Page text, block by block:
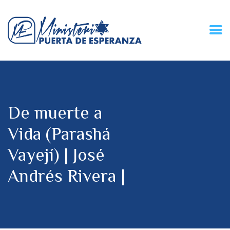
De muerte a
Vida (Parashá
Vayejí) | José
Andrés Rivera |
MPE TV
DONACIONES
PARTICIPA
REUNIONES &
CONTACTOS